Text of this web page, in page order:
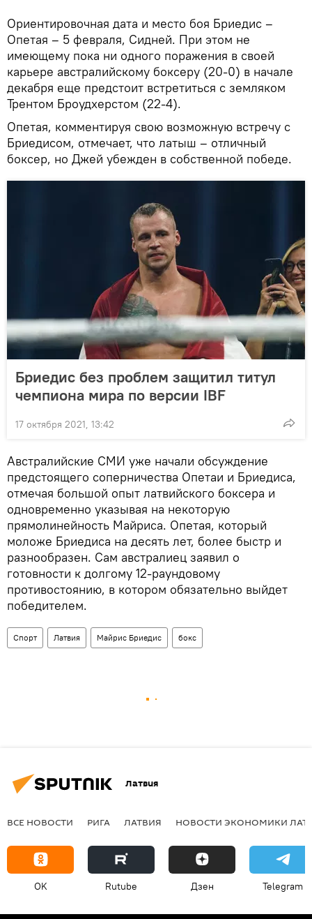
Ориентировочная дата и место боя Бриедис –
Опетая – 5 февраля, Сидней. При этом не
имеющему пока ни одного поражения в своей
карьере австралийскому боксеру (20-0) в начале
декабря еще предстоит встретиться с земляком
Трентом Броудхерстом (22-4).
Опетая, комментируя свою возможную встречу с
Бриедисом, отмечает, что латыш – отличный
боксер, но Джей убежден в собственной победе.
Бриедис без проблем защитил титул
чемпиона мира по версии IBF
17 октября 2021, 13:42
Австралийские СМИ уже начали обсуждение
предстоящего соперничества Опетаи и Бриедиса,
отмечая большой опыт латвийского боксера и
одновременно указывая на некоторую
прямолинейность Майриса. Опетая, который
моложе Бриедиса на десять лет, более быстр и
разнообразен. Сам австралиец заявил о
готовности к долгому 12-раундовому
противостоянию, в котором обязательно выйдет
победителем.
Спорт Латвия Майрис Бриедис бокс
Латвия
ВСЕ НОВОСТИ РИГА ЛАТВИЯ НОВОСТИ ЭКОНОМИКИ
OK Rutube Дзен Telegram